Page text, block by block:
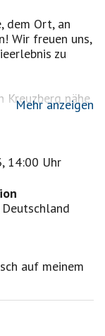
dem Ort, an
Wir freuen uns,
zu
Kreuzberg nähe
zuverlässigen
:50%
Mehr anzeigen
14:00 Uhr
auf meinem